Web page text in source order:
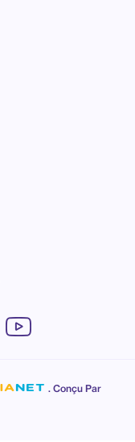
. Conçu Par